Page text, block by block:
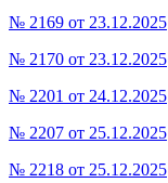
№ 2169 от 23.12.2025
№ 2170 от 23.12.2025
№ 2201 от 24.12.2025
№ 2207 от 25.12.2025
№ 2218 от 25.12.2025